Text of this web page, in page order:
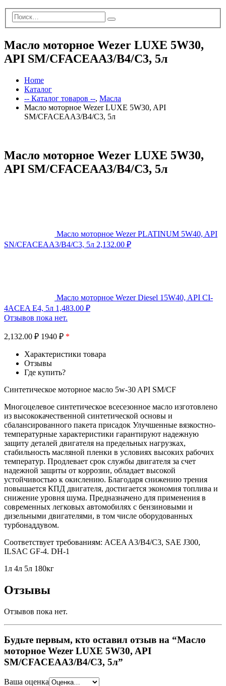
Масло моторное Wezer LUXE 5W30,
API SM/CFACEAA3/B4/C3, 5л
Home
Каталог
-- Каталог товаров --, Масла
Масло моторное Wezer LUXE 5W30, API
SM/CFACEAA3/B4/C3, 5л
Масло моторное Wezer LUXE 5W30,
API SM/CFACEAA3/B4/C3, 5л
Масло моторное Wezer PLATINUM 5W40, API
SN/CFACEAA3/B4/C3, 5л 2,132.00 ₽
Масло моторное Wezer Diesel 15W40, API CI-
4ACEA E4, 5л 1,483.00 ₽
Отзывов пока нет.
2,132.00 ₽ 1940 ₽ *
Характеристики товара
Отзывы
Где купить?
Синтетическое моторное масло 5w-30 API SM/CF
Многоцелевое синтетическое всесезонное масло изготовлено
из высококачественной синтетической основы и
сбалансированного пакета присадок Улучшенные вязкостно-
температурные характеристики гарантируют надежную
защиту деталей двигателя на предельных нагрузках,
стабильность масляной пленки в условиях высоких рабочих
температур. Продлевает срок службы двигателя за счет
надежной защиты от коррозии, обладает высокой
устойчивостью к окислению. Благодаря снижению трения
повышается КПД двигателя, достигается экономия топлива и
снижение уровня шума. Предназначено для применения в
современных легковых автомобилях с бензиновыми и
дизельными двигателями, в том числе оборудованных
турбонаддувом.
Соответствует требованиям: ACEA A3/B4/C3, SAE J300,
ILSAC GF-4. DH-1
1л 4л 5л 180кг
Отзывы
Отзывов пока нет.
Будьте первым, кто оставил отзыв на “Масло
моторное Wezer LUXE 5W30, API
SM/CFACEAA3/B4/C3, 5л”
Ваша оценка